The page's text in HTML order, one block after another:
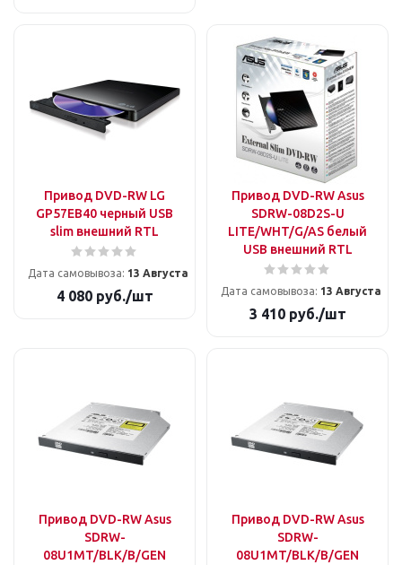
Привод DVD-RW LG
GP57EB40 черный USB
slim внешний RTL
Дата самовывоза: 13 Августа
4 080руб./шт
Привод DVD-RW Asus
SDRW-08D2S-U
LITE/WHT/G/AS белый
USB внешний RTL
Дата самовывоза: 13 Августа
3 410руб./шт
Привод DVD-RW Asus
SDRW-
08U1MT/BLK/B/GEN
Привод DVD-RW Asus
SDRW-
08U1MT/BLK/B/GEN